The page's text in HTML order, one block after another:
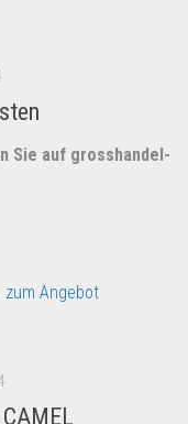
Sie auf grosshandel-
Angebot